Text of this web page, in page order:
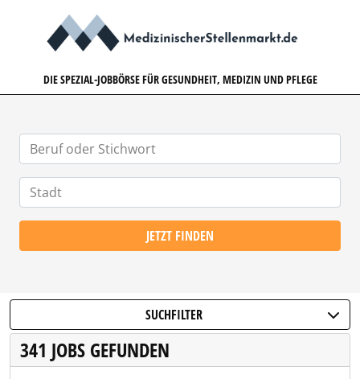
DIE SPEZIAL-JOBBÖRSE FÜR GESUNDHEIT, MEDIZIN UND PFLEGE
JETZT FINDEN
SUCHFILTER
341 JOBS GEFUNDEN